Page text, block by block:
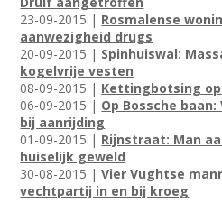
23-09-2015 | Rosmalense
aanwezigheid drugs
20-09-2015 | Spinhuiswal:
kogelvrije vesten
08-09-2015 | Kettingbotsing
06-09-2015 | Op Bossche
bij aanrijding
01-09-2015 | Rijnstraat: Man
huiselijk geweld
30-08-2015 |Vier Vughtse
vechtpartij in en bij kroeg